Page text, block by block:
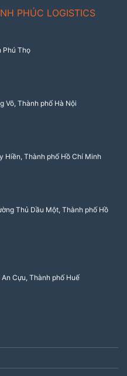
PHÚC LOGISTICS
Phú Thọ
Võ, Thành phố Hà Nội
Hiền, Thành phố Hồ Chí Minh
Thủ Dầu Một, Thành phố Hồ
Cựu, Thành phố Huế